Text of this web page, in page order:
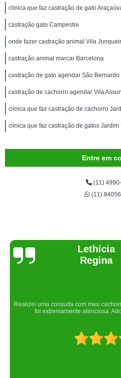
clínica que faz castração de gato
castração gato Campestre
onde fazer castração animal Vila
castração animal marcar Barcelona
castração de gato agendar São
castração de cachorro agendar Vila
clínica que faz castração de cachorro
clínica que faz castração de gatos Jardim
Entre em
(11)
(11)
Joelma Lilian
Um lugar maravilhoso. Sempre serei